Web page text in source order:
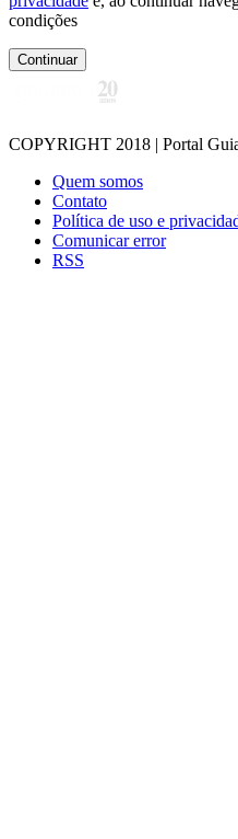
condições
Continuar
COPYRIGHT 2018 | Portal
Quem somos
Contato
Política de uso e
Comunicar error
RSS